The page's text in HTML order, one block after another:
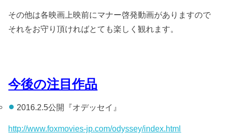
その他は各映画上映前にマナー啓発動画がありますので
それをお守り頂ければとても楽しく観れます。
今後の注目作品
2016.2.5公開『オデッセイ』
http://www.foxmovies-jp.com/odyssey/index.html